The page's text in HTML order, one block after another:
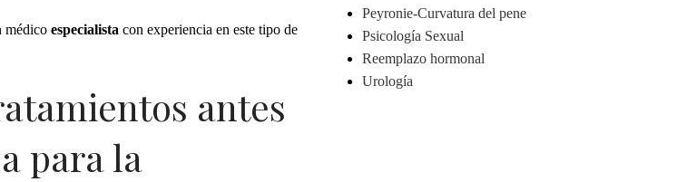
médico especialista con experiencia en este tipo de
antes
para la
Peyronie-Curvatura del pene
Psicología Sexual
Reemplazo hormonal
Urología